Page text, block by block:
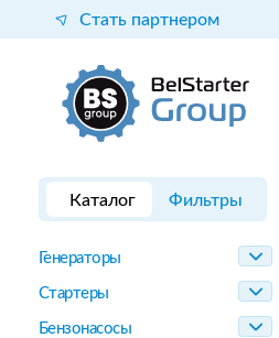
Стать партнером
Каталог Фильтры
Генераторы
Стартеры
Бензонасосы